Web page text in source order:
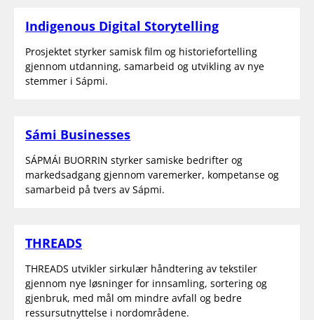
Indigenous Digital Storytelling
Prosjektet styrker samisk film og historiefortelling
gjennom utdanning, samarbeid og utvikling av nye
stemmer i Sápmi.
Sámi Businesses
SÁPMÁI BUORRIN styrker samiske bedrifter og
markedsadgang gjennom varemerker, kompetanse og
samarbeid på tvers av Sápmi.
THREADS
THREADS utvikler sirkulær håndtering av tekstiler
gjennom nye løsninger for innsamling, sortering og
gjenbruk, med mål om mindre avfall og bedre
ressursutnyttelse i nordområdene.